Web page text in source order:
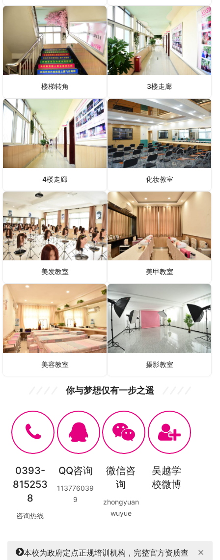
楼梯转角 3楼走廊
4楼走廊 化妆教室
美发教室 美甲教室
美容教室 摄影教室
你与梦想仅有一步之遥
0393-
815253
8
咨询热线
QQ咨询
113776039
9
微信咨
询
zhongyuan
wuyue
吴越学
校微博
本校为政府定点正规培训机构，完整官方资质查